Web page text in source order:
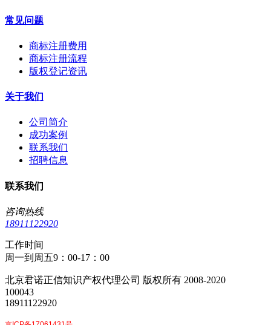
常见问题
商标注册费用
商标注册流程
版权登记资讯
关于我们
公司简介
成功案例
联系我们
招聘信息
联系我们
咨询热线
18911122920
工作时间
周一到周五9：00-17：00
北京君诺正信知识产权代理公司 版权所有 2008-2020
100043
18911122920